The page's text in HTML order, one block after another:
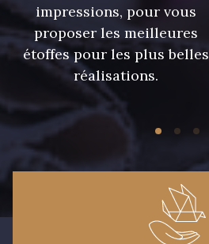
impressions, pour vous
proposer les meilleures
étoffes pour les plus belles
réalisations.